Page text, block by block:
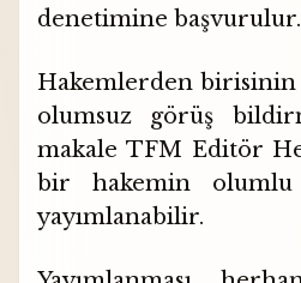
denetimine başvurulur.
Hakemlerden
olumsuz görüş
makale TFM Editör
bir hakemin olumlu
yayımlanabilir.